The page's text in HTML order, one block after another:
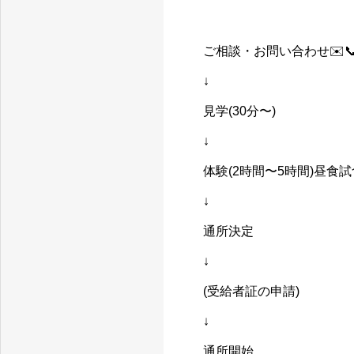
ご相談・お問い合わせ
↓
見学(30分〜)
↓
体験(2時間〜5時間)昼食
↓
通所決定
↓
(受給者証の申請)
↓
通所開始